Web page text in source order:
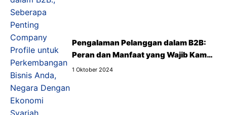
Pengalaman Pelanggan dalam B2B:
Peran dan Manfaat yang Wajib Kamu
Tahu
1 Oktober 2024